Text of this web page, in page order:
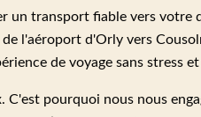
un transport fiable vers votre
l'aéroport d'Orly vers
de voyage sans stress et
pourquoi nous nous